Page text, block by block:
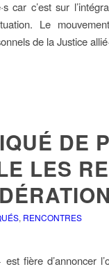
car c’est sur
Le
de la Justice
DE
LES
, RENCONTRES
fière d’annoncer